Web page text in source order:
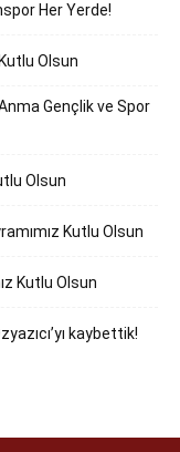
Her Yerde!
Olsun
Gençlik ve Spor
Olsun
Kutlu Olsun
Kutlu Olsun
kaybettik!